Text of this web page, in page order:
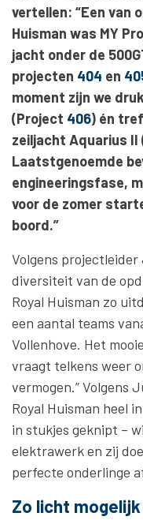
vertellen: “Een van
Huisman was MY
jacht onder de
projecten 404 en
moment zijn we
(Project 406) én
zeiljacht Aquarius II
Laatstgenoemde
engineeringsfase,
voor de zomer
boord.”
Volgens
diversiteit van de
Royal Huisman zo
een aantal teams
Vollenhove. Het
vraagt telkens weer
vermogen.” Volgens
Royal Huisman heel
in stukjes geknipt –
elektrawerk en zij
perfecte onderlinge
Zo licht